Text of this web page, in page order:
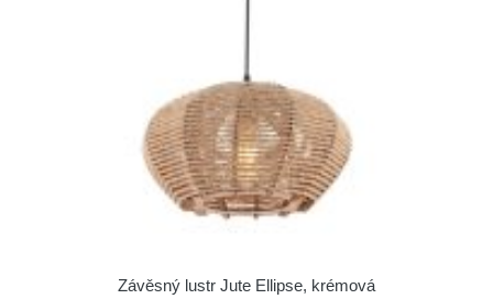
Závěsný lustr Jute Ellipse, krémová